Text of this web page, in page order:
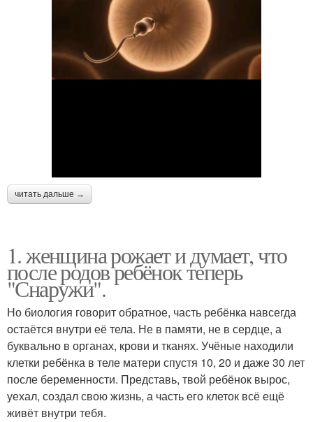
читать дальше →
1. женщина рожает и думает, что
после родов ребёнок теперь
"Снаружи".
Но биология говорит обратное, часть ребёнка навсегда
остаётся внутри её тела. Не в памяти, не в сердце, а
буквально в органах, крови и тканях. Учёные находили
клетки ребёнка в теле матери спустя 10, 20 и даже 30 лет
после беременности. Представь, твой ребёнок вырос,
уехал, создал свою жизнь, а часть его клеток всё ещё
живёт внутри тебя.